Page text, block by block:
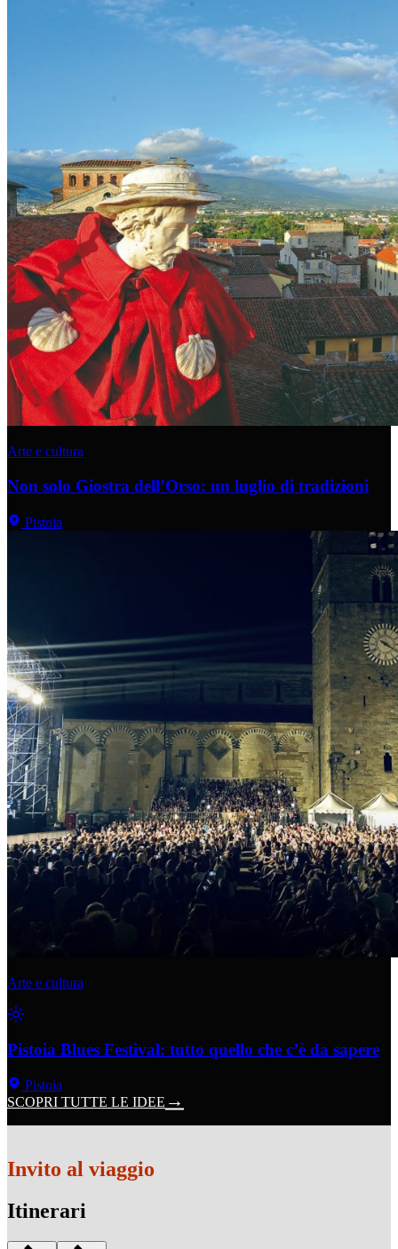
Arte e cultura
Non solo Giostra dell’Orso: un luglio di tradizioni
Pistoia
Arte e cultura
Pistoia Blues Festival: tutto quello che c’è da sapere
Pistoia
SCOPRI TUTTE LE IDEE
Invito al viaggio
Itinerari